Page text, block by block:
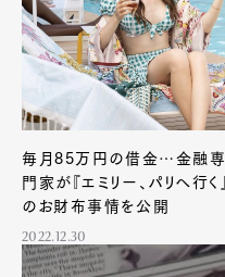
毎月85万円の借金…金融専
門家が『エミリー、パリへ行く』
のお財布事情を公開
2022.12.30